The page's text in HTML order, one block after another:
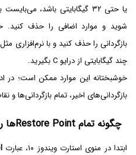
یا حتی ۳۲ گیگابایتی باشد،
شوید و موارد اضافی را حذف
بازگردانی را حذف کنید و با نرم‌افزاری
چند گیگابایتی از درایو C بگیرید.
خوشبختانه این موارد ممکن است؛ در
بازگردانی‌های اخیر، تمام بازگردانی‌ها
چگونه تمام Restore Pointها را در ویندوز ۱۰ حذف کنیم؟
ابتدا در منوی استارت ویندوز ۱۰، عبارت